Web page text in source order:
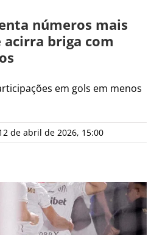
números mais
acirra briga com
em gols em menos
de abril de 2026, 15:00